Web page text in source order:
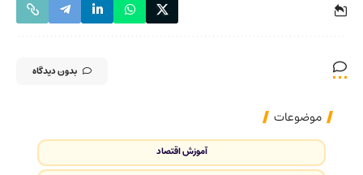
بدون دیدگاه
موضوعات
آموزش اقتصاد